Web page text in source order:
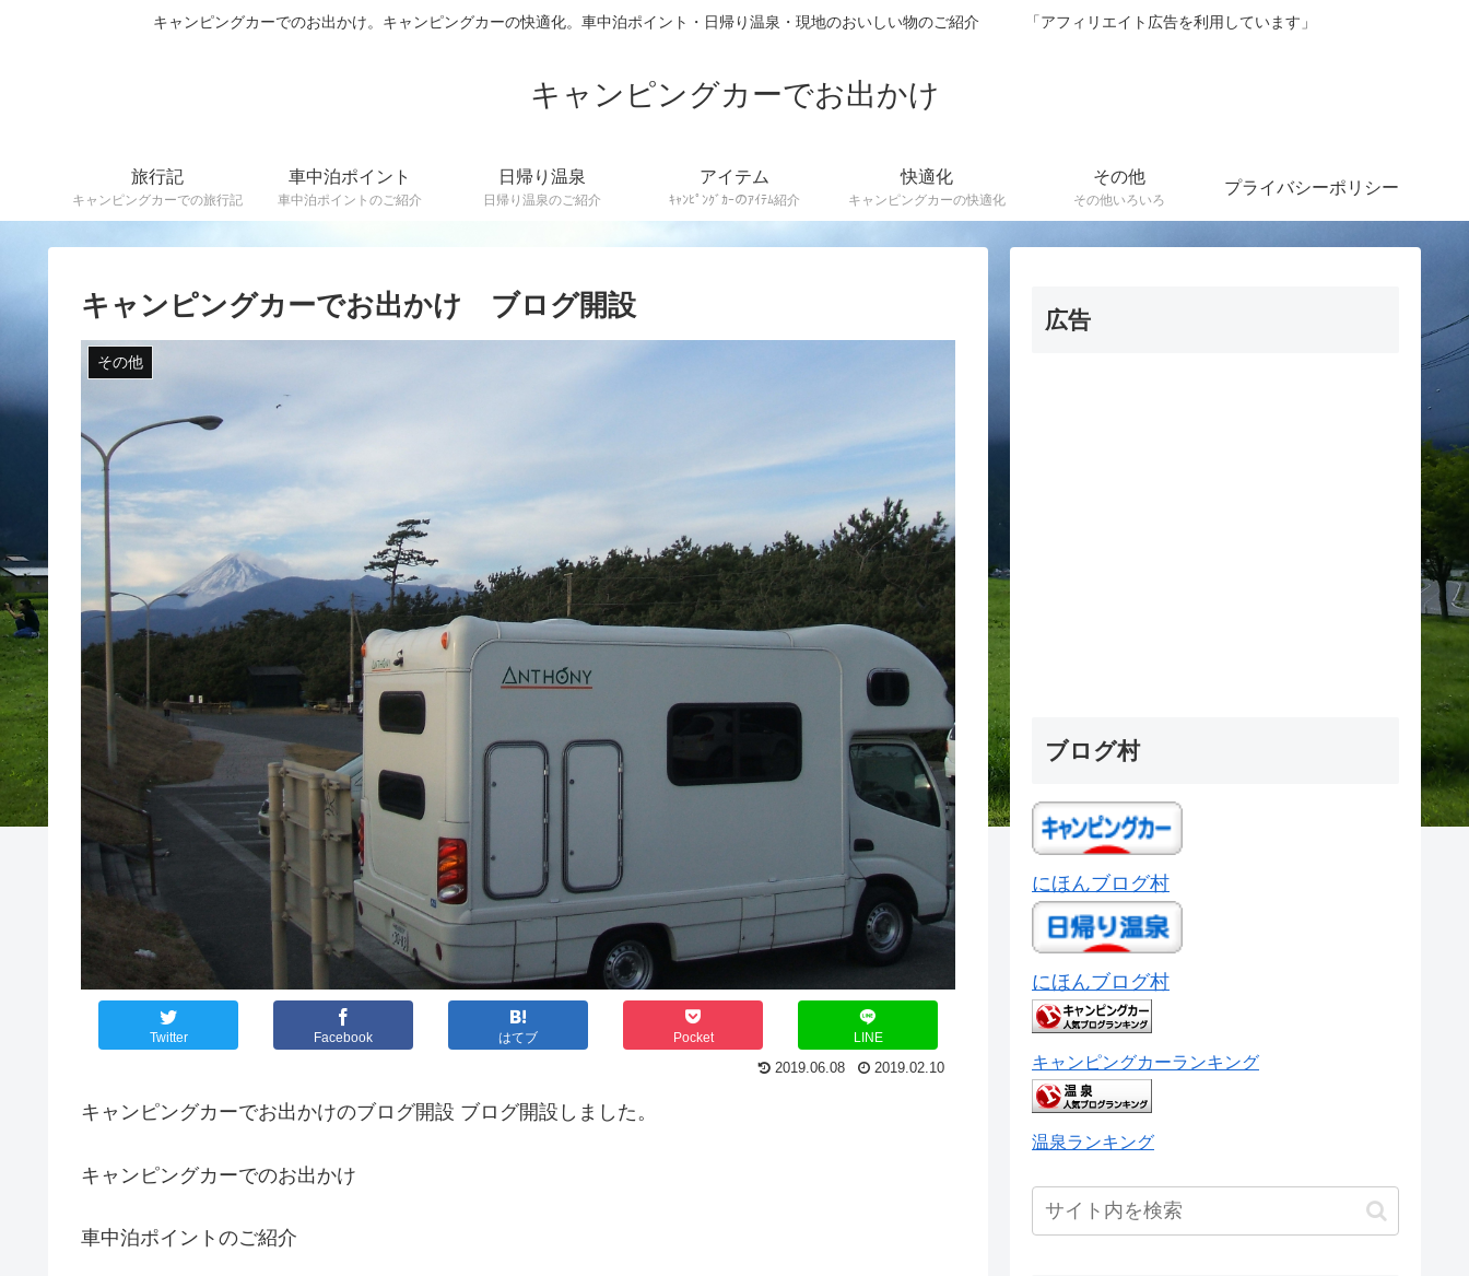
キャンピングカーでのお出かけ。キャンピングカーの快適化。車中泊ポイント・日帰り温泉・現地のおいしい物のご紹介 「アフィリエイト広告を利用しています」
キャンピングカーでお出かけ
旅行記
キャンピングカーでの旅行記
車中泊ポイント
車中泊ポイントのご紹介
日帰り温泉
日帰り温泉のご紹介
アイテム
ｷｬﾝﾋﾟﾝｸﾞｶｰのｱｲﾃﾑ紹介
快適化
キャンピングカーの快適化
その他
その他いろいろ
プライバシーポリシー
キャンピングカーでお出かけ ブログ開設
その他
Twitter Facebook はてブ Pocket LINE
2019.06.08 2019.02.10
キャンピングカーでお出かけのブログ開設 ブログ開設しました。
キャンピングカーでのお出かけ
車中泊ポイントのご紹介
広告
ブログ村
にほんブログ村
にほんブログ村
キャンピングカーランキング
温泉ランキング